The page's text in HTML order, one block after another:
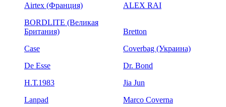
Airtex (Франция)
ALEX RAI
BORDLITE (Великая
Британия)
Bretton
Case
Coverbag (Украина)
De Esse
Dr. Bond
H.Т.1983
Jia Jun
Lanpad
Marco Coverna